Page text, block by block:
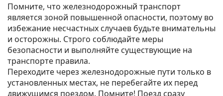
Помните, что железнодорожный транспорт
является зоной повышенной опасности, поэтому во
избежание несчастных случаев будьте внимательны
и осторожны. Строго соблюдайте меры
безопасности и выполняйте существующие на
транспорте правила.
Переходите через железнодорожные пути только в
установленных местах, не перебегайте их перед
движущимся поездом. Помните! Поезд сразу